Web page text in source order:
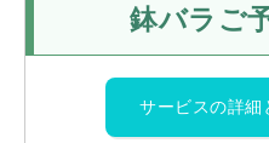
鉢バラご
サービスの詳細